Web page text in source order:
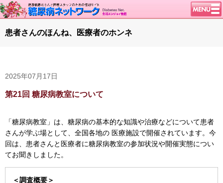
トップページ
談話室BBS
糖尿病のきほん
特集・連載 一覧へ
腎臓の健康道
インスリンポンプ
血糖トレンド
1型ライフ
患者さんのほんね、医療者のホンネ
2025年07月17日
第21回 糖尿病教室について
「糖尿病教室」は、糖尿病の基本的な知識や治療などについて患者
さんが学ぶ場として、全国各地の 医療施設で開催されています。今
回は、患者さんと医療者に糖尿病教室の参加状況や開催実態につい
てお聞きしました。
＜調査概要＞